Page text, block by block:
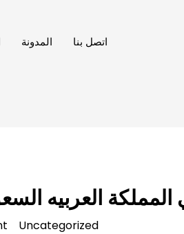
المدونة اتصل بنا
Uncategorized/ By